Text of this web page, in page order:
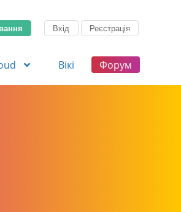
Вхід Реєстрація
Вікі Форум